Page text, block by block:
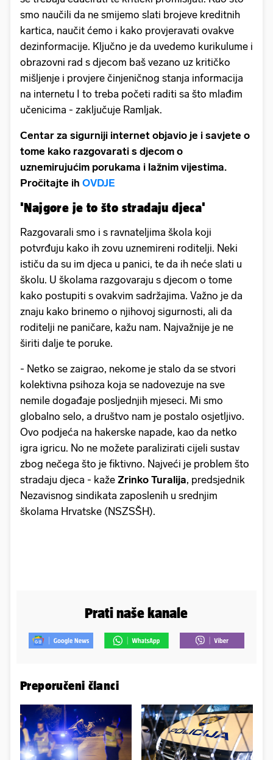
smo naučili da ne smijemo slati brojeve kreditnih
kartica, naučit ćemo i kako provjeravati ovakve
dezinformacije. Ključno je da uvedemo kurikulume i
obrazovni rad s djecom baš vezano uz kritičko
mišljenje i provjere činjeničnog stanja informacija
na internetu I to treba početi raditi sa što mlađim
učenicima - zaključuje Ramljak.
Centar za sigurniji internet objavio je i savjete o
tome kako razgovarati s djecom o
uznemirujućim porukama i lažnim vijestima.
Pročitajte ih OVDJE
'Najgore je to što stradaju djeca'
Razgovarali smo i s ravnateljima škola koji
potvrđuju kako ih zovu uznemireni roditelji. Neki
ističu da su im djeca u panici, te da ih neće slati u
školu. U školama razgovaraju s djecom o tome
kako postupiti s ovakvim sadržajima. Važno je da
znaju kako brinemo o njihovoj sigurnosti, ali da
roditelji ne paničare, kažu nam. Najvažnije je ne
širiti dalje te poruke.
- Netko se zaigrao, nekome je stalo da se stvori
kolektivna psihoza koja se nadovezuje na sve
nemile događaje posljednjih mjeseci. Mi smo
globalno selo, a društvo nam je postalo osjetljivo.
Ovo podjeća na hakerske napade, kao da netko
igra igricu. No ne možete paralizirati cijeli sustav
zbog nečega što je fiktivno. Najveći je problem što
stradaju djeca - kaže Zrinko Turalija, predsjednik
Nezavisnog sindikata zaposlenih u srednjim
školama Hrvatske (NSZSŠH).
Prati naše kanale
Preporučeni članci